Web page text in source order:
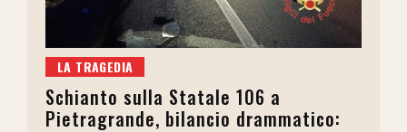
LA TRAGEDIA
Schianto sulla Statale 106 a
Pietragrande, bilancio drammatico: